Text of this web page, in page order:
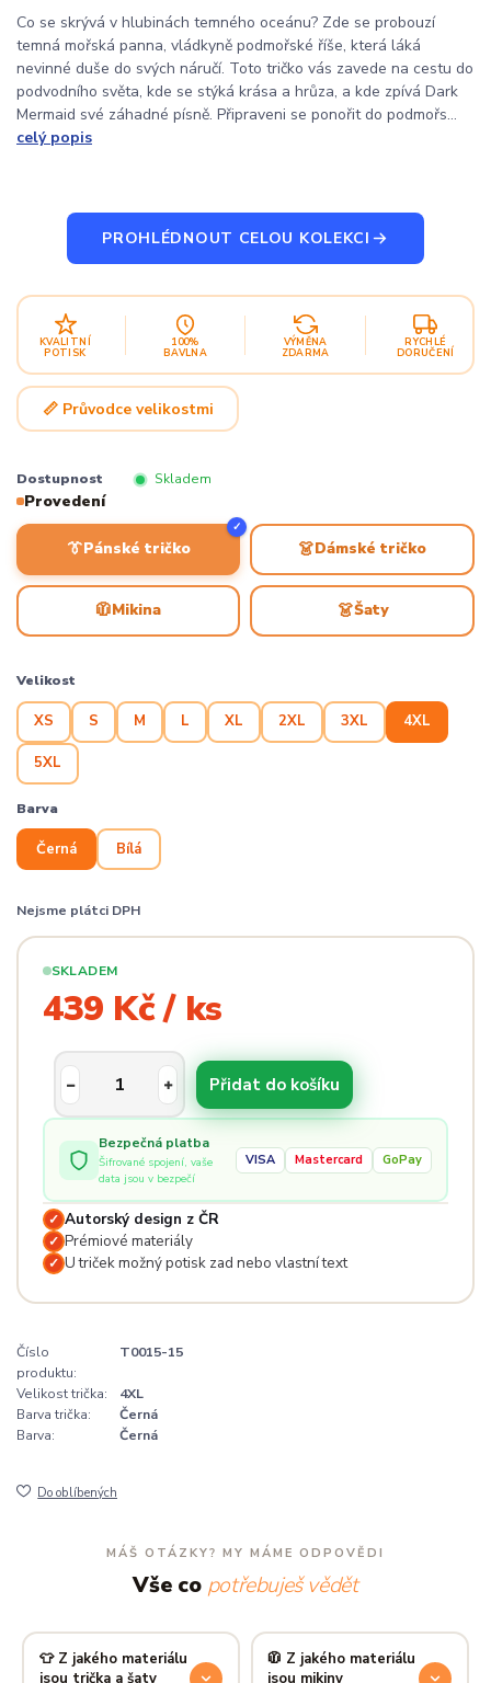
Co se skrývá v hlubinách temného oceánu? Zde se probouzí
temná mořská panna, vládkyně podmořské říše, která láká
nevinné duše do svých náručí. Toto tričko vás zavede na cestu do
podvodního světa, kde se stýká krása a hrůza, a kde zpívá Dark
Mermaid své záhadné písně. Připraveni se ponořit do podmořs...
celý popis
PROHLÉDNOUT CELOU KOLEKCI
KVALITNÍ
POTISK
100%
BAVLNA
VÝMĚNA
ZDARMA
RYCHLÉ
DORUČENÍ
📏 Průvodce velikostmi
Dostupnost Skladem
Provedení
👔Pánské tričko
✓
👗Dámské tričko
🧥Mikina 👗Šaty
Velikost
XS S M L XL 2XL 3XL 4XL
5XL
Barva
Černá Bílá
Nejsme plátci DPH
SKLADEM
439 Kč / ks
Přidat do košíku
Bezpečná platba
Šifrované spojení, vaše
data jsou v bezpečí
VISA Mastercard GoPay
✓ Autorský design z ČR
✓ Prémiové materiály
✓ U triček možný potisk zad nebo vlastní text
Číslo
produktu:
T0015-15
Velikost trička:
4XL
Barva trička:
Černá
Barva:
Černá
Do oblíbených
MÁŠ OTÁZKY? MY MÁME ODPOVĚDI
Vše co potřebuješ vědět
👕 Z jakého materiálu
jsou trička a šaty
🧥 Z jakého materiálu
jsou mikiny